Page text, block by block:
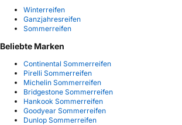
Winterreifen
Ganzjahresreifen
Sommerreifen
Beliebte Marken
Continental Sommerreifen
Pirelli Sommerreifen
Michelin Sommerreifen
Bridgestone Sommerreifen
Hankook Sommerreifen
Goodyear Sommerreifen
Dunlop Sommerreifen